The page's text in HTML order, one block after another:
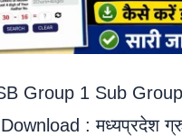
Group 1 Sub
: मध्यप्रदेश